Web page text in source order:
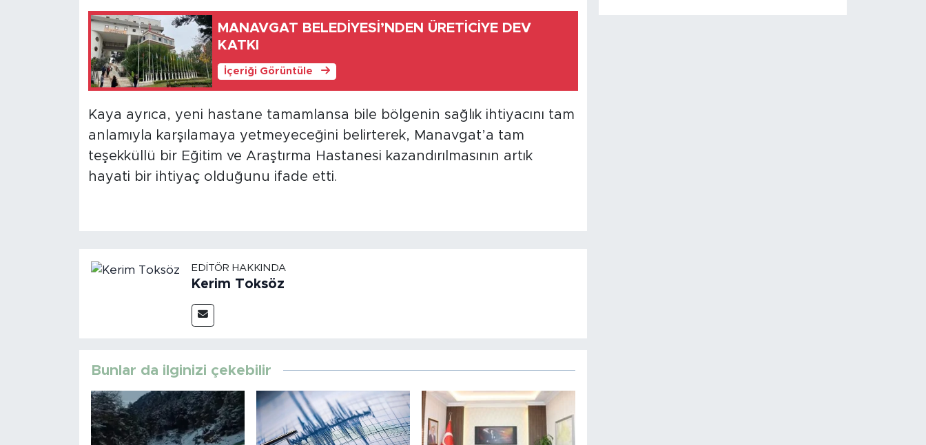
MANAVGAT BELEDİYESİ’NDEN ÜRETİCİYE DEV
KATKI
İçeriği Görüntüle
Kaya ayrıca, yeni hastane tamamlansa bile bölgenin sağlık ihtiyacını tam
anlamıyla karşılamaya yetmeyeceğini belirterek, Manavgat’a tam
teşekküllü bir Eğitim ve Araştırma Hastanesi kazandırılmasının artık
hayati bir ihtiyaç olduğunu ifade etti.
EDITÖR HAKKINDA
Kerim Toksöz
Bunlar da ilginizi çekebilir